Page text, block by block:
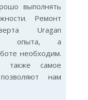
выполнять
Ремонт
Uragan
и опыта, а
необходим.
также самое
нам